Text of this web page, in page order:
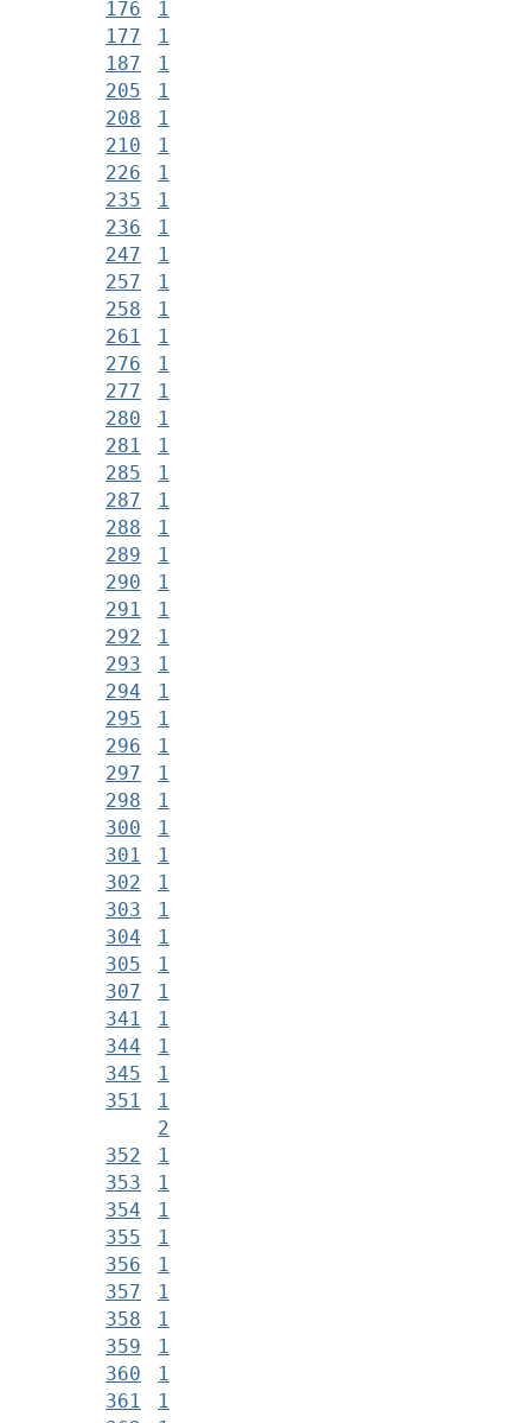
176
1
177
1
187
1
205
1
208
1
210
1
226
1
235
1
236
1
247
1
257
1
258
1
261
1
276
1
277
1
280
1
281
1
285
1
287
1
288
1
289
1
290
1
291
1
292
1
293
1
294
1
295
1
296
1
297
1
298
1
300
1
301
1
302
1
303
1
304
1
305
1
307
1
341
1
344
1
345
1
351
1
2
352
1
353
1
354
1
355
1
356
1
357
1
358
1
359
1
360
1
361
1